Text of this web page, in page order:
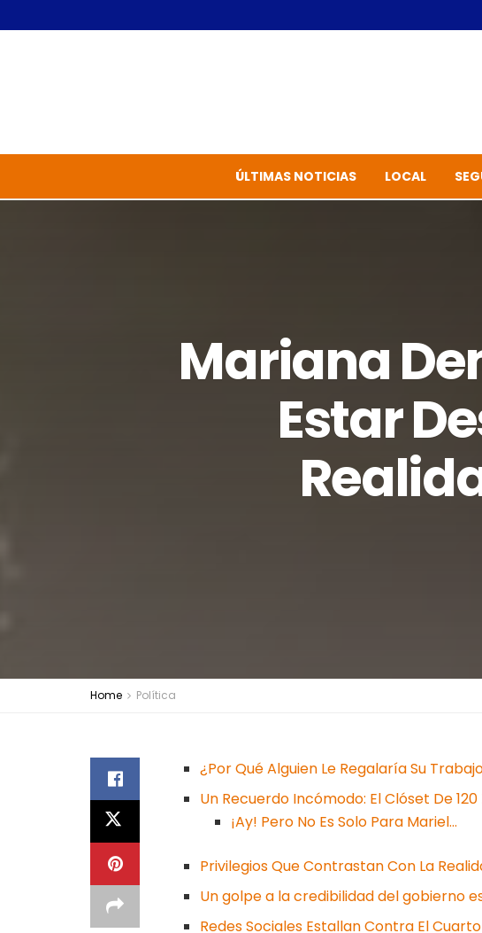
ÚLTIMAS NOTICIAS LOCAL
Mariana
Estar
Home Política
¿Por Qué Alguien Le Regalaría Su
Un Recuerdo Incómodo: El Clóset De
¡Ay! Pero No Es Solo Para Mariel…
Privilegios Que Contrastan Con La
Un golpe a la credibilidad del gobierno
Redes Sociales Estallan Contra El